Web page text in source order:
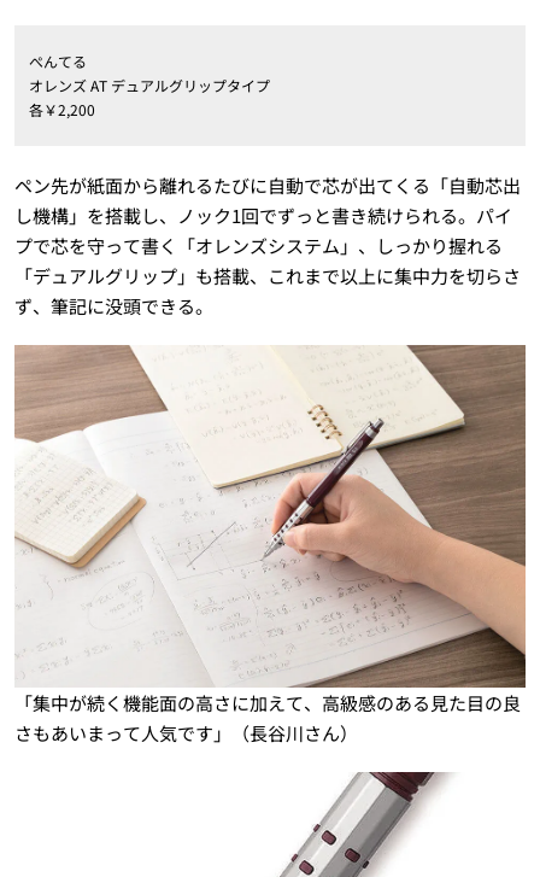
ぺんてる
オレンズ AT デュアルグリップタイプ
各￥2,200
ペン先が紙面から離れるたびに自動で芯が出てくる「自動芯出
し機構」を搭載し、ノック1回でずっと書き続けられる。パイ
プで芯を守って書く「オレンズシステム」、しっかり握れる
「デュアルグリップ」も搭載、これまで以上に集中力を切らさ
ず、筆記に没頭できる。
「集中が続く機能面の高さに加えて、高級感のある見た目の良
さもあいまって人気です」（長谷川さん）